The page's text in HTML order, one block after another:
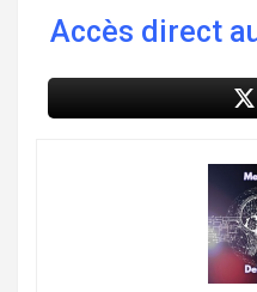
Accès direct